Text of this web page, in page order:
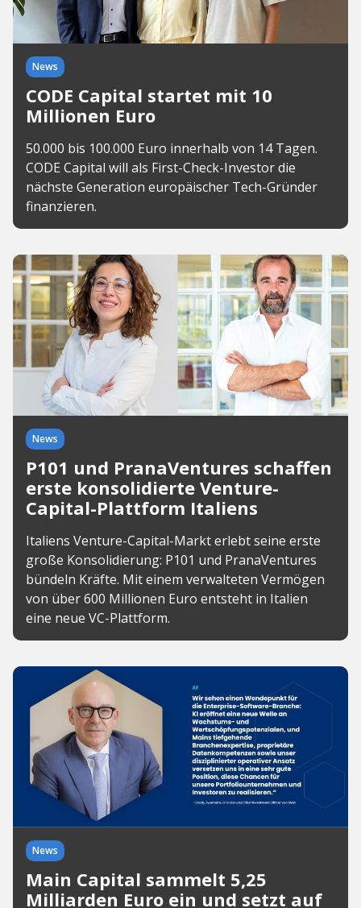
News
CODE Capital startet mit 10
Millionen Euro
50.000 bis 100.000 Euro innerhalb von 14 Tagen.
CODE Capital will als First-Check-Investor die
nächste Generation europäischer Tech-Gründer
finanzieren.
News
P101 und PranaVentures schaffen
erste konsolidierte Venture-
Capital-Plattform Italiens
Italiens Venture-Capital-Markt erlebt seine erste
große Konsolidierung: P101 und PranaVentures
bündeln Kräfte. Mit einem verwalteten Vermögen
von über 600 Millionen Euro entsteht in Italien
eine neue VC-Plattform.
News
Main Capital sammelt 5,25
Milliarden Euro ein und setzt auf